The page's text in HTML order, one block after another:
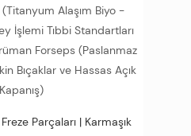
Alaşım Biyo -
İşlemi Tıbbi Standartları
Forseps (Paslanmaz
Bıçaklar ve Hassas Açık